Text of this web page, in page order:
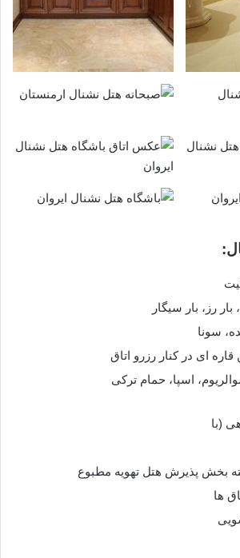
رز، بار سیگار
سونا
ای در کنار رزرو اتاق
اسپا، حمام ترکی
(با
بخش پذیرش هتل تهویه مطبوع
ها